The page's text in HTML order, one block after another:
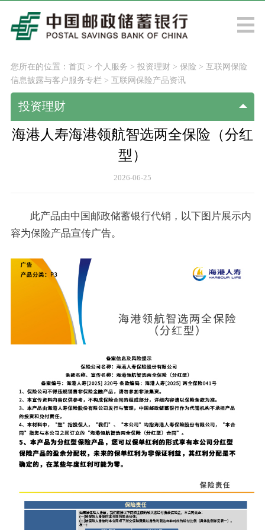
您所在的位置： 首页> 个人服务 > 投资理财 > 保险 > 互联网保险
信息披露与客户服务专栏 > 互联网保险产品资讯
投资理财
海港人寿海港领航智选两全保险（分红
型）
2026-06-25
此产品由中国邮政储蓄银行代销，以下图片展示内
容为保险产品宣传广告。